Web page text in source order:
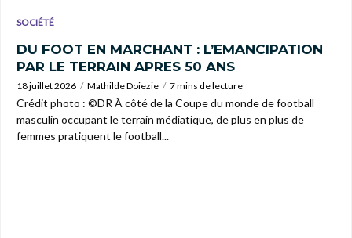
SOCIÉTÉ
DU FOOT EN MARCHANT : L’EMANCIPATION
PAR LE TERRAIN APRES 50 ANS
18 juillet 2026 Mathilde Doiezie 7 mins de lecture
Crédit photo : ©DR À côté de la Coupe du monde de football
masculin occupant le terrain médiatique, de plus en plus de
femmes pratiquent le football...